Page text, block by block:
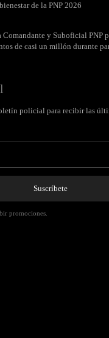
de la PNP 2026
Comandante y Suboficial PNP
de casi un millón durante
policial para recibir las
Suscríbete
promociones.